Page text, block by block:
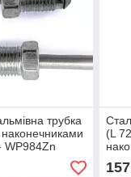
трубка
WP984Zn
(L
-
157